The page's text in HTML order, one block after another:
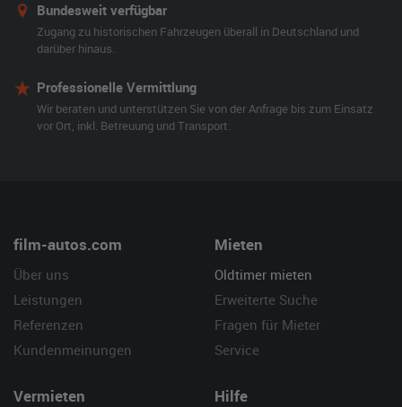
Bundesweit verfügbar
Zugang zu historischen Fahrzeugen überall in Deutschland und
darüber hinaus.
Professionelle Vermittlung
Wir beraten und unterstützen Sie von der Anfrage bis zum Einsatz
vor Ort, inkl. Betreuung und Transport.
film-autos.com
Über uns
Leistungen
Referenzen
Kundenmeinungen
Mieten
Oldtimer mieten
Erweiterte Suche
Fragen für Mieter
Service
Vermieten Hilfe